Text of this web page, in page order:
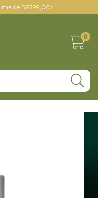
de R$299,00*
0